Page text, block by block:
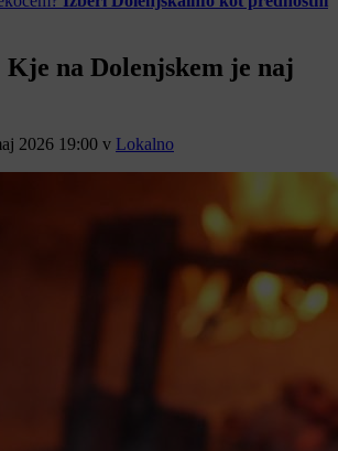
na Dolenjskem je naj
2026 19:00 v Lokalno